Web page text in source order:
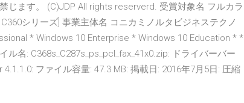
じます。 (C)JDP All rights reserverd. 受賞対象名 フルカラ
シリーズ] 事業主体名 コニカミノルタビジネステクノ
* Windows 10 Enterprise * Windows 10 Education * *
名: C368s_C287s_ps_pcl_fax_41x0.zip: ドライバーバー
4.1.1.0: ファイル容量: 47.3 MB: 掲載日: 2016年7月5日: 圧縮